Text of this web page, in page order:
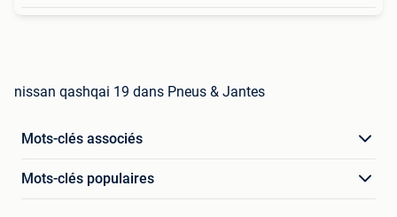
nissan qashqai 19 dans Pneus & Jantes
Mots-clés associés
Mots-clés populaires